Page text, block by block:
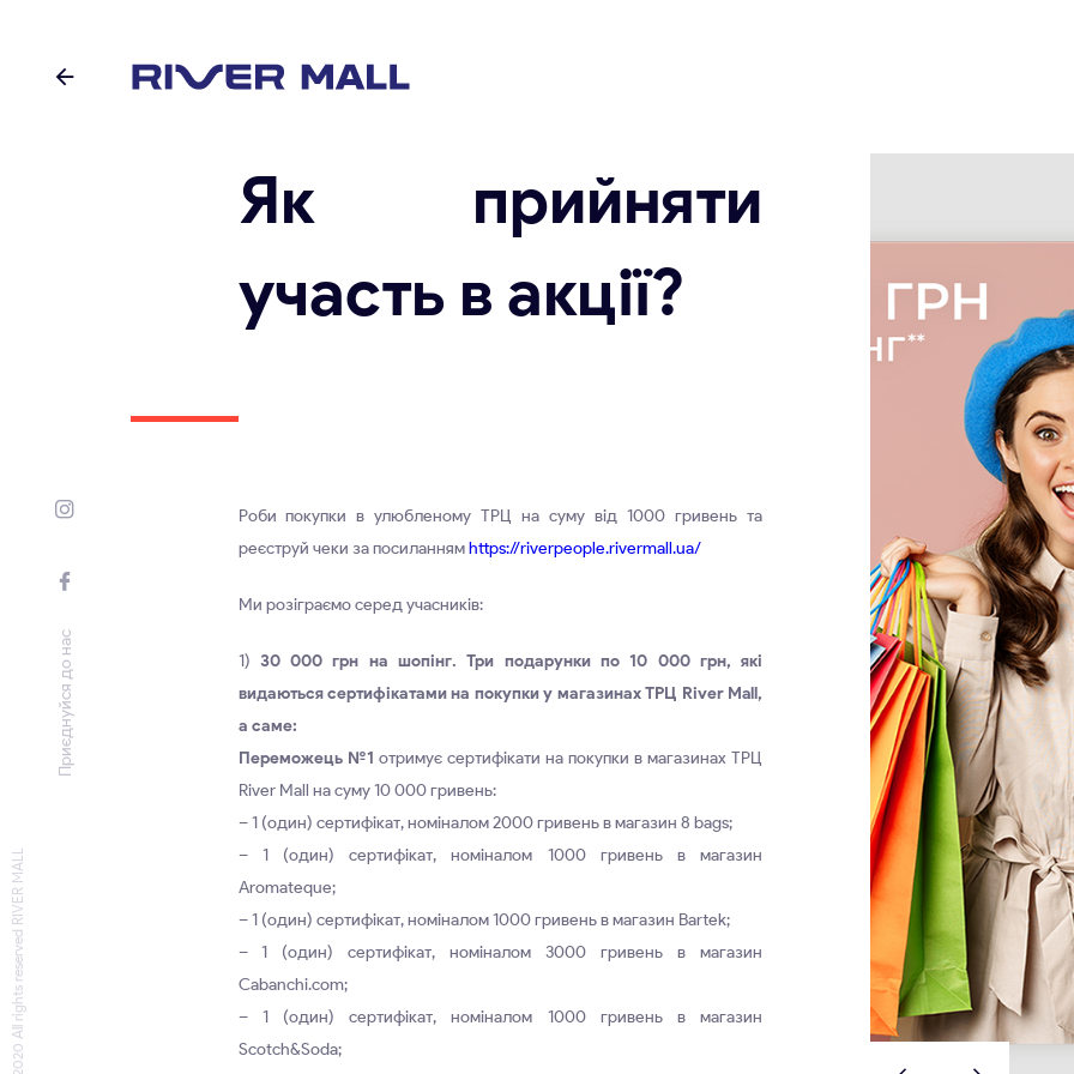
Приєднуйся до нас
© 2020 All rights reserved RIVER MALL
Як прийняти
участь в акції?
Роби покупки в улюбленому ТРЦ на суму від 1000 гривень та
реєструй чеки за посиланнямhttps://riverpeople.rivermall.ua/
Ми розіграємо серед учасників:
1) 30 000 грн на шопінг. Три подарунки по 10 000 грн, які
видаються сертифікатами на покупки у магазинах ТРЦ River Mall,
а саме:
Переможець №1 отримує сертифікати на покупки в магазинах ТРЦ
River Mall на суму 10 000 гривень:
– 1 (один) сертифікат, номіналом 2000 гривень в магазин 8 bags;
– 1 (один) сертифікат, номіналом 1000 гривень в магазин
Aromateque;
– 1 (один) сертифікат, номіналом 1000 гривень в магазин Bartek;
– 1 (один) сертифікат, номіналом 3000 гривень в магазин
Cabanchi.com;
– 1 (один) сертифікат, номіналом 1000 гривень в магазин
Scotch&Soda;